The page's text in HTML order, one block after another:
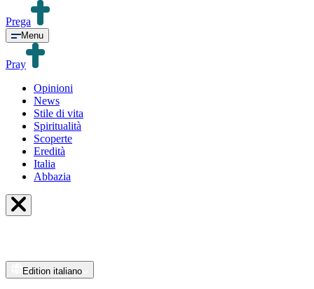
Prega
Menu
Pray
Opinioni
News
Stile di vita
Spiritualità
Scoperte
Eredità
Italia
Abbazia
Edition italiano